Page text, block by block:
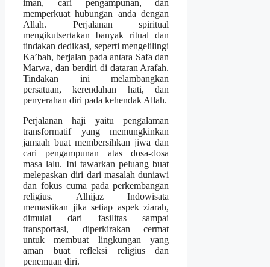
iman, cari pengampunan, dan
memperkuat hubungan anda dengan
Allah. Perjalanan spiritual
mengikutsertakan banyak ritual dan
tindakan dedikasi, seperti mengelilingi
Ka’bah, berjalan pada antara Safa dan
Marwa, dan berdiri di dataran Arafah.
Tindakan ini melambangkan
persatuan, kerendahan hati, dan
penyerahan diri pada kehendak Allah.
Perjalanan haji yaitu pengalaman
transformatif yang memungkinkan
jamaah buat membersihkan jiwa dan
cari pengampunan atas dosa-dosa
masa lalu. Ini tawarkan peluang buat
melepaskan diri dari masalah duniawi
dan fokus cuma pada perkembangan
religius. Alhijaz Indowisata
memastikan jika setiap aspek ziarah,
dimulai dari fasilitas sampai
transportasi, diperkirakan cermat
untuk membuat lingkungan yang
aman buat refleksi religius dan
penemuan diri.